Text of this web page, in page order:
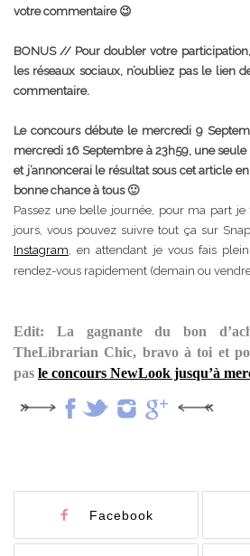
votre commentaire 😉
BONUS // Pour doubler votre
les réseaux sociaux, n’oubliez pas le lien
commentaire.
Le concours débute le mercredi 9
mercredi 16 Septembre à 23h59, une
et j’annoncerai le résultat sous cet article
bonne chance à tous 🙂
Passez une belle journée, pour ma part
jours, vous pouvez suivre tout ça sur
Instagram, en attendant je vous fais
rendez-vous rapidement (demain ou
Edit: La gagnante du bon
TheLibrarian Chic, bravo à toi et
pas le concours NewLook jusqu’à
Facebook